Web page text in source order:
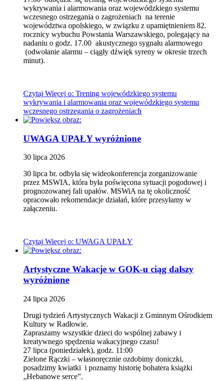
wykrywania i alarmowania oraz wojewódzkiego systemu
wczesnego ostrzegania o zagrożeniach na terenie
województwa opolskiego, w związku z upamiętnieniem 82.
rocznicy wybuchu Powstania Warszawskiego, polegający na
nadaniu o godz. 17.00 akustycznego sygnału alarmowego
(odwołanie alarmu – ciągły dźwięk syreny w okresie trzech
minut).
Czytaj Więcej o: Trening wojewódzkiego systemu
wykrywania i alarmowania oraz wojewódzkiego systemu
wczesnego ostrzegania o zagrożeniach
UWAGA UPAŁY wyróżnione
30 lipca 2026
30 lipca br. odbyła się wideokonferencja zorganizowanie
przez MSWIA, która była poświęcona sytuacji pogodowej i
prognozowanej fali upałów. MSWiA na tę okoliczność
opracowało rekomendacje działań, które przesyłamy w
załączeniu.
Czytaj Więcej o: UWAGA UPAŁY
Artystyczne Wakacje w GOK-u ciąg dalszy
wyróżnione
24 lipca 2026
Drugi tydzień Artystycznych Wakacji z Gminnym Ośrodkiem
Kultury w Radłowie.
Zapraszamy wszystkie dzieci do wspólnej zabawy i
kreatywnego spędzenia wakacyjnego czasu!
27 lipca (poniedziałek), godz. 11:00
Zielone Rączki – własnoręcznie ozdobimy doniczki,
posadzimy kwiatki i poznamy historię bohatera książki
„Hebanowe serce”.